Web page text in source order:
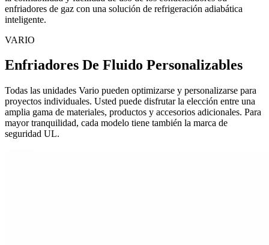
enfriadores de gaz con una solución de refrigeración adiabática
inteligente.
VARIO
Enfriadores De Fluido Personalizables
Todas las unidades Vario pueden optimizarse y personalizarse para
proyectos individuales. Usted puede disfrutar la elección entre una
amplia gama de materiales, productos y accesorios adicionales. Para
mayor tranquilidad, cada modelo tiene también la marca de
seguridad UL.